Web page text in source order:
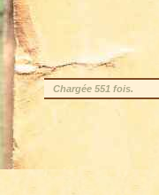
Chargée 551 fois.